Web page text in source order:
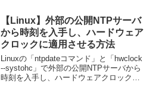
【Linux】外部の公開NTPサーバ
から時刻を入手し、ハードウェア
クロックに適用させる方法
Linuxの「ntpdateコマンド」と「hwclock
--systohc」で外部の公開NTPサーバから
時刻を入手し、ハードウェアクロックに